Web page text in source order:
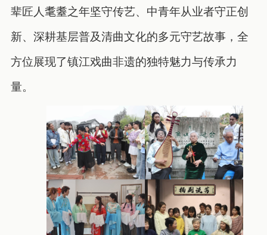
辈匠人耄耋之年坚守传艺、中青年从业者守正创
新、深耕基层普及清曲文化的多元守艺故事，全
方位展现了镇江戏曲非遗的独特魅力与传承力
量。